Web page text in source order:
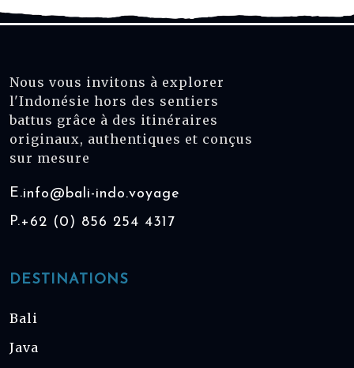
Nous vous invitons à explorer
l'Indonésie hors des sentiers
battus grâce à des itinéraires
originaux, authentiques et conçus
sur mesure
E.info@bali-indo.voyage
P.+62 (0) 856 254 4317
DESTINATIONS
Bali
Java